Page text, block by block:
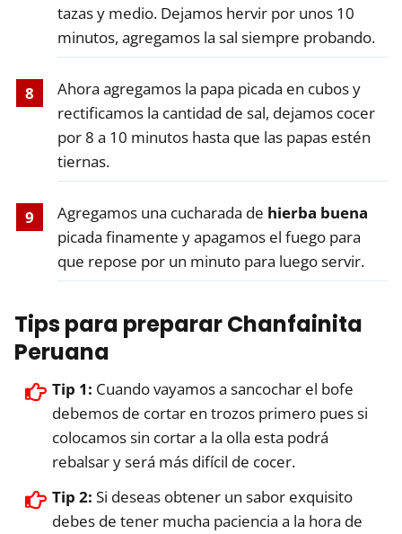
tazas y medio. Dejamos hervir por unos 10
minutos, agregamos la sal siempre probando.
Ahora agregamos la papa picada en cubos y
rectificamos la cantidad de sal, dejamos cocer
por 8 a 10 minutos hasta que las papas estén
tiernas.
Agregamos una cucharada de hierba buena
picada finamente y apagamos el fuego para
que repose por un minuto para luego servir.
Tips para preparar Chanfainita
Peruana
Tip 1: Cuando vayamos a sancochar el bofe
debemos de cortar en trozos primero pues si
colocamos sin cortar a la olla esta podrá
rebalsar y será más difícil de cocer.
Tip 2: Si deseas obtener un sabor exquisito
debes de tener mucha paciencia a la hora de